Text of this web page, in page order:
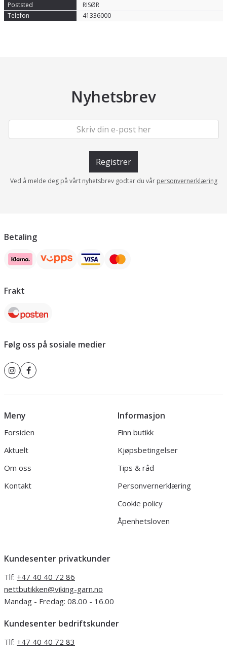
RISØR
41336000
Nyhetsbrev
Registrer
Ved å melde deg på vårt nyhetsbrev godtar du vår personvernerklæring
Betaling
Frakt
Følg oss på sosiale medier
Meny
Forsiden
Aktuelt
Om oss
Kontakt
Informasjon
Finn butikk
Kjøpsbetingelser
Tips & råd
Personvernerklæring
Cookie policy
Åpenhetsloven
Kundesenter privatkunder
Tlf: +47 40 40 72 86
nettbutikken@viking-garn.no
Mandag - Fredag: 08.00 - 16.00
Kundesenter bedriftskunder
Tlf: +47 40 40 72 83